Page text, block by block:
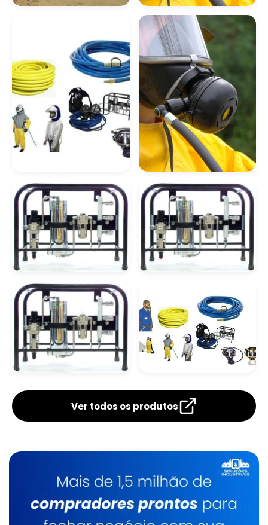
Empresas De Gases Industriais
Gás Argônio Em Rio Claro
Empresas De Gases Medicinais
Argônio Líquido Em Paulínia
Empresas Fornecedoras De Gases
Medicinais
Fornecedores De Gás Argônio
Argônio Líquido Em Piracicaba
Fornecedores De Oxigênio Líquido
Gás Para Corte Laser Em Rio Claro
Gás Acetileno Para Solda
Gás Para Cromatografia Em Rio Claro
Gás Argônio Campinas
Gás Para Corte De Chapa Em Limeira
Gás Carbônico Para Carboxiterapia
Gás Para Chopeira Campinas
Ar Mandado Espaço
Confinado
Ar Mandado Locação
Ar Mandado Para
Espaço Confinado
Conjunto Ar
Mandado
Mandado
Ver todos os produtos